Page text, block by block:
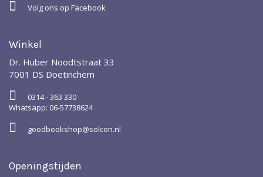
Volg ons op Facebook
Winkel
Dr. Huber Noodtstraat 33
7001 DS Doetinchem
0314 - 363 330
Whatsapp: 06-57738624
goodbookshop@solcon.nl
Openingstijden